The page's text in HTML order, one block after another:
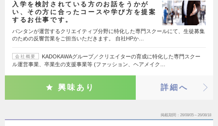
入学を検討されている方のお話をうかが
い、その方に合ったコースや学び方を提案
するお仕事です。
バンタンが運営するクリエイティブ分野に特化した専門スクールにて、生徒募集
のための反響営業をご担当いただきます。 自社HPか…
会社概要
KADOKAWAグループ／クリエイターの育成に特化した専門スクー
ル運営事業、卒業生の支援事業等 (ファッション、ヘアメイク…
興味あり 詳細へ
掲載期間 26/08/05～26/08/18